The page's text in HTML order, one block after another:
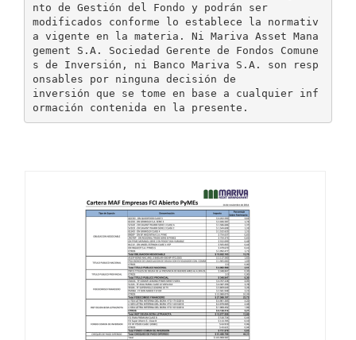
nto de Gestión del Fondo y podrán ser
modificados conforme lo establece la normativ
a vigente en la materia. Ni Mariva Asset Mana
gement S.A. Sociedad Gerente de Fondos Comune
s de Inversión, ni Banco Mariva S.A. son resp
onsables por ninguna decisión de
inversión que se tome en base a cualquier inf